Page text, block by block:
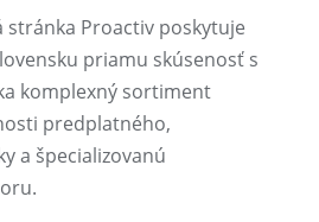
stránka Proactiv poskytuje
priamu skúsenosť s
komplexný sortiment
predplatného,
a špecializovanú